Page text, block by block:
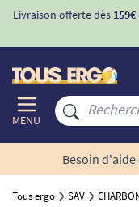
Livraison offerte dès 159€
MENU
Besoin d'aide
Tous ergo SAV